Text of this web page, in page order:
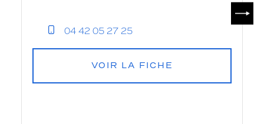
04 42 05 27 25
VOIR LA FICHE